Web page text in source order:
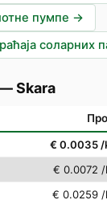
пумпе →
соларних
Skara
€ 0.0035 /
€ 0.0072 /
€ 0.0259 /